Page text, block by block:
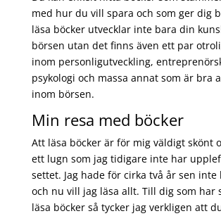
med hur du vill spara och som ger dig
läsa böcker utvecklar inte bara din
börsen utan det finns även ett par
inom personligutveckling,
psykologi och massa annat som är bra
inom börsen.
Min resa med böcker
Att läsa böcker är för mig väldigt skönt
ett lugn som jag tidigare inte har
settet. Jag hade för cirka två år sen inte
och nu vill jag läsa allt. Till dig som har
läsa böcker så tycker jag verkligen att